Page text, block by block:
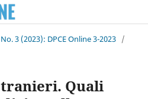
3 (2023): DPCE Online 3-2023 /
Quali